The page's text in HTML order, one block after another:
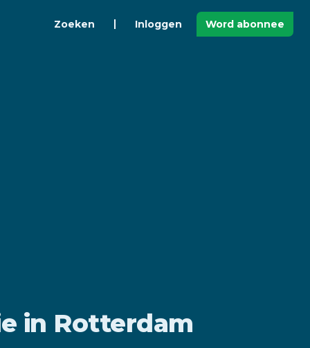
Zoeken Inloggen Word abonnee
in Rotterdam